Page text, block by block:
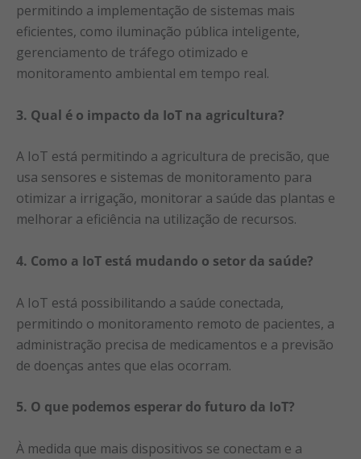
permitindo a implementação de sistemas mais
eficientes, como iluminação pública inteligente,
gerenciamento de tráfego otimizado e
monitoramento ambiental em tempo real.
3. Qual é o impacto da IoT na agricultura?
A IoT está permitindo a agricultura de precisão, que
usa sensores e sistemas de monitoramento para
otimizar a irrigação, monitorar a saúde das plantas e
melhorar a eficiência na utilização de recursos.
4. Como a IoT está mudando o setor da saúde?
A IoT está possibilitando a saúde conectada,
permitindo o monitoramento remoto de pacientes, a
administração precisa de medicamentos e a previsão
de doenças antes que elas ocorram.
5. O que podemos esperar do futuro da IoT?
À medida que mais dispositivos se conectam e a